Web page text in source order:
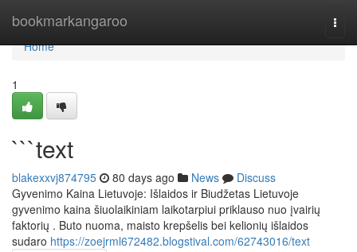
bookmarkangaroo
Home
Home
1
```text
blakexxvj874795 80 days ago News
Discuss
Gyvenimo Kaina Lietuvoje: Išlaidos ir Biudžetas Lietuvoje
gyvenimo kaina šiuolaikiniam laikotarpiui priklauso nuo įvairių
faktorių . Buto nuoma, maisto krepšelis bei kelionių išlaidos
sudaro https://zoejrml672482.blogstival.com/62743016/text